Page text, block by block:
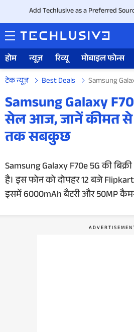
Add Techlusive as a Preferred
होम न्यूज़ रिव्यू मोबाइल फोन्स
होम
न्यूज़
रिव्यू
मोबाइल फोन्स
गेमिंग
टेक न्यूज़ Best Deals Samsung
Samsung Galaxy
सेल आज, जानें कीमत
तक सबकुछ
Samsung Galaxy F70e 5G की
है। इस फोन को दोपहर 12 बजे
इसमें 6000mAh बैटरी और 50MP